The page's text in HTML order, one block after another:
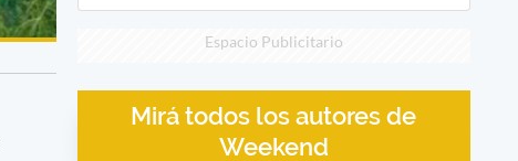
Espacio Publicitario
Mirá todos los autores de
Weekend